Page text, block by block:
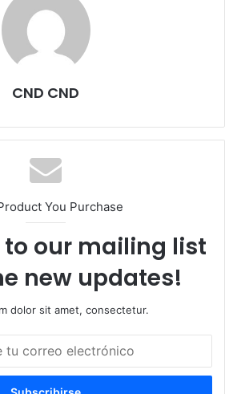
CND CND
You Purchase
to our mailing list
new updates!
dolor sit amet, consectetur.